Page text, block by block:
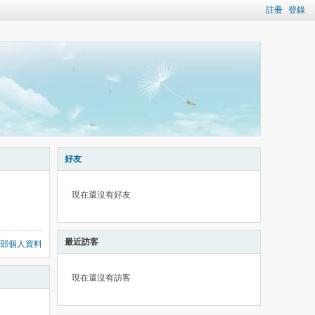
註冊 登錄
個人資料
好友
現在還沒有好友
最近訪客
現在還沒有訪客